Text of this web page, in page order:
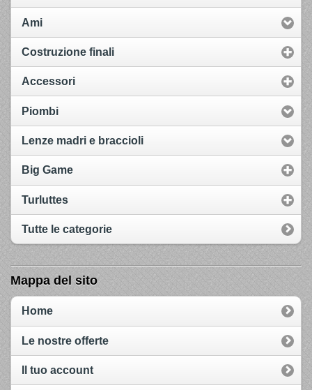
Ami
Costruzione finali
Accessori
Piombi
Lenze madri e braccioli
Big Game
Turluttes
Tutte le categorie
Mappa del sito
Home
Le nostre offerte
Il tuo account